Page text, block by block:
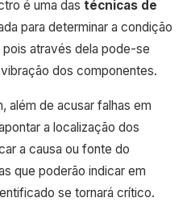
é uma das técnicas de
para determinar a condição
pois através dela pode-se
dos componentes.
além de acusar falhas em
a localização dos
a causa ou fonte do
que poderão indicar em
se tornará crítico.